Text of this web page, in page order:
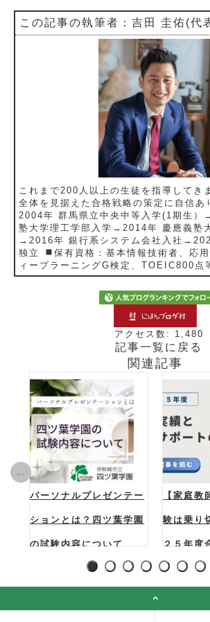
この記事の執筆者：吉田 圭佑(代
これまで200人以上の生徒を指導してき
全体を見据えた合格戦略の策定に自信あ
2004年 群馬県立中央中等入学(1期生
塾大学理工学部入学→2014年 慶應義塾
→2016年 銀行系システム会社入社
独立
保有資格：基本情報技術者、応
ィープラーニングG検定、TOEIC800点
アクセス数: 1,480
記事一覧に戻る
関連記事
パーソナルプレゼンテー
ションとは？四ツ葉学園
の試験内容について
▷アクセス数:
【家庭教
験は乗り
２５年度
サポート
▷ア
1 2 3 4 5 6 7